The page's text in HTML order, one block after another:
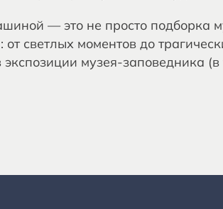
— это не просто подборка
светлых моментов до
музея‑заповедника